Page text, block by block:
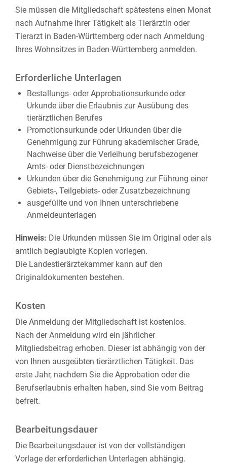
Sie müssen die Mitgliedschaft spätestens einen Monat
nach Aufnahme Ihrer Tätigkeit als Tierärztin oder
Tierarzt in Baden-Württemberg oder nach Anmeldung
Ihres Wohnsitzes in Baden-Württemberg anmelden.
Erforderliche Unterlagen
Bestallungs- oder Approbationsurkunde oder
Urkunde über die Erlaubnis zur Ausübung des
tierärztlichen Berufes
Promotionsurkunde oder Urkunden über die
Genehmigung zur Führung akademischer Grade,
Nachweise über die Verleihung berufsbezogener
Amts- oder Dienstbezeichnungen
Urkunden über die Genehmigung zur Führung einer
Gebiets-, Teilgebiets- oder Zusatzbezeichnung
ausgefüllte und von Ihnen unterschriebene
Anmeldeunterlagen
Hinweis: Die Urkunden müssen Sie im Original oder als
amtlich beglaubigte Kopien vorlegen.
Die Landestierärztekammer kann auf den
Originaldokumenten bestehen.
Kosten
Die Anmeldung der Mitgliedschaft ist kostenlos.
Nach der Anmeldung wird ein jährlicher
Mitgliedsbeitrag erhoben. Dieser ist abhängig von der
von Ihnen ausgeübten tierärztlichen Tätigkeit. Das
erste Jahr, nachdem Sie die Approbation oder die
Berufserlaubnis erhalten haben, sind Sie vom Beitrag
befreit.
Bearbeitungsdauer
Die Bearbeitungsdauer ist von der vollständigen
Vorlage der erforderlichen Unterlagen abhängig.